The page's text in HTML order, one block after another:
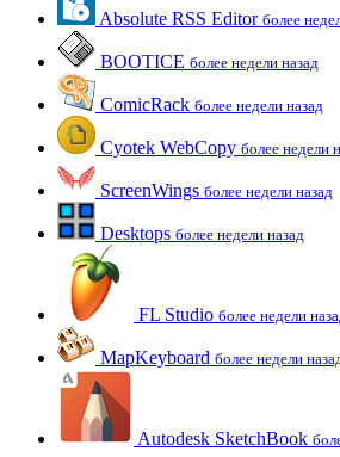
Absolute RSS Editor более
BOOTICE более недели назад
ComicRack более недели назад
Cyotek WebCopy более недели
ScreenWings более недели назад
Desktops более недели назад
FL Studio более недели
MapKeyboard более недели
Autodesk SketchBook